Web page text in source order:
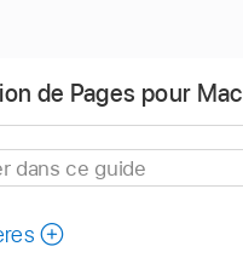
de Pages pour Mac